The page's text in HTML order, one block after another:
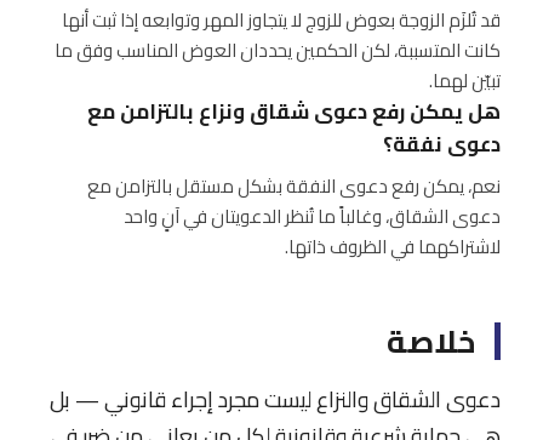
قد تُلزَم الزوجة بعوض للزوج لا يتجاوز المهر وتوابعه إذا ثبت أنها
كانت المتسببة، لكن الحكمين يحددان العوض المناسب وفق ما
تبيّن لهما.
هل يمكن رفع دعوى شقاق ونزاع بالتزامن مع
دعوى نفقة؟
نعم، يمكن رفع دعوى النفقة بشكل مستقل بالتزامن مع
دعوى الشقاق، وغالباً ما تُنظر الدعويتان في آنٍ واحد
لاشتراكهما في الظروف ذاتها.
خلاصة
دعوى الشقاق والنزاع ليست مجرد إجراء قانوني — بل